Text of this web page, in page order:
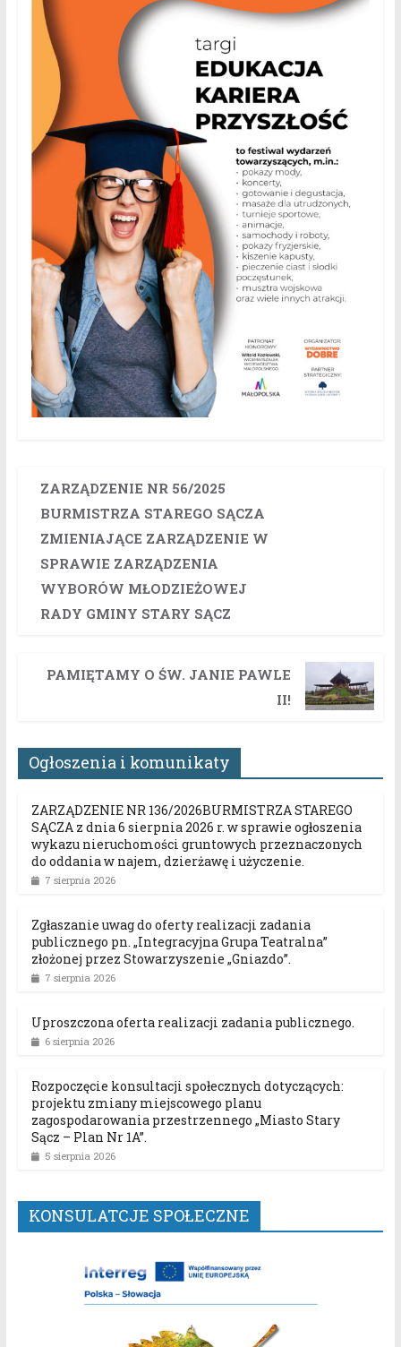
ZARZĄDZENIE NR 56/2025
BURMISTRZA STAREGO SĄCZA
ZMIENIAJĄCE ZARZĄDZENIE W
SPRAWIE ZARZĄDZENIA
WYBORÓW MŁODZIEŻOWEJ
RADY GMINY STARY SĄCZ
PAMIĘTAMY O ŚW. JANIE PAWLE
II!
Ogłoszenia i komunikaty
ZARZĄDZENIE NR 136/2026BURMISTRZA STAREGO
SĄCZA z dnia 6 sierpnia 2026 r. w sprawie ogłoszenia
wykazu nieruchomości gruntowych przeznaczonych
do oddania w najem, dzierżawę i użyczenie.
7 sierpnia 2026
Zgłaszanie uwag do oferty realizacji zadania
publicznego pn. „Integracyjna Grupa Teatralna”
złożonej przez Stowarzyszenie „Gniazdo”.
7 sierpnia 2026
Uproszczona oferta realizacji zadania publicznego.
6 sierpnia 2026
Rozpoczęcie konsultacji społecznych dotyczących:
projektu zmiany miejscowego planu
zagospodarowania przestrzennego „Miasto Stary
Sącz – Plan Nr 1A”.
5 sierpnia 2026
KONSULATCJE SPOŁECZNE